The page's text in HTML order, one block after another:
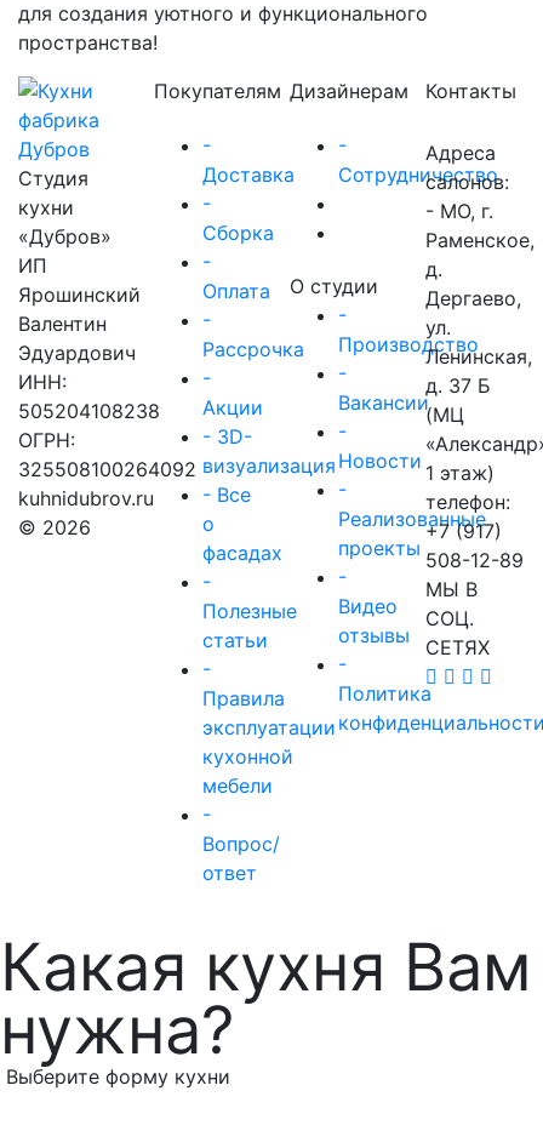
для создания уютного и функционального
пространства!
Студия
кухни
«Дубров»
ИП
Ярошинский
Валентин
Эдуардович
ИНН:
505204108238
ОГРН:
325508100264092
kuhnidubrov.ru
© 2026
Покупателям
-
Доставка
-
Сборка
-
Оплата
-
Рассрочка
-
Акции
- 3D-
визуализация
- Все
о
фасадах
-
Полезные
статьи
-
Правила
эксплуатации
кухонной
мебели
-
Вопрос/
ответ
Дизайнерам
-
Сотрудничество
О студии
-
Производство
-
Вакансии
-
Новости
-
Реализованные
проекты
-
Видео
отзывы
-
Политика
Контакты
Адреса
салонов:
- МО, г.
Раменское,
д.
Дергаево,
ул.
Ленинская,
д. 37 Б
(МЦ
1 этаж)
телефон:
+7 (917)
508-12-89
МЫ В
СОЦ.
СЕТЯХ
Какая кухня Вам
нужна?
Выберите форму кухни